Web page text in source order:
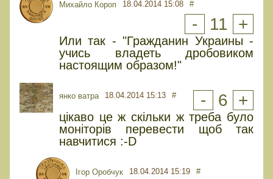
Михайло Короп 18.04.2014 15:08 #
- 11 +
Или так - "Гражданин Украины -
учись владеть дробовиком
настоящим образом!"
янко ватра 18.04.2014 15:13 # - 6 +
цікаво це ж скільки ж треба було
моніторів перевести щоб так
навчитися :-D
Ігор Оробчук 18.04.2014 15:19 #